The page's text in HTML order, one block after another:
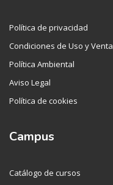
Política de privacidad
Condiciones de Uso y Venta
Política Ambiental
Aviso Legal
Política de cookies
Campus
Catálogo de cursos